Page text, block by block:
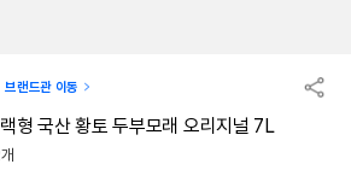
브랜드관 이동
형 국산 황토 두부모래 오리지널 7L